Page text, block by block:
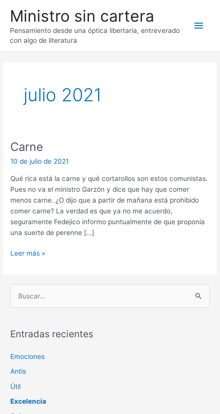
contenido
Ministro sin cartera
Pensamiento desde una óptica libertaria, entreverado
con algo de literatura
julio 2021
Carne
10 de julio de 2021
Qué rica está la carne y qué cortarollos son estos comunistas.
Pues no va el ministro Garzón y dice que hay que comer
menos carne. ¿O dijo que a partir de mañana está prohibido
comer carne? La verdad es que ya no me acuerdo,
seguramente Fedejico informo puntualmente de que proponía
una suerte de perenne […]
Carne
Leer más »
c
r
p
o
Entradas recientes
Emociones
Antis
Útil
Excelencia